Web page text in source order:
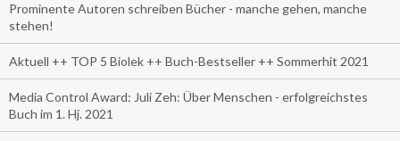
Prominente Autoren schreiben Bücher - manche gehen, manche
stehen!
Aktuell ++ TOP 5 Biolek ++ Buch-Bestseller ++ Sommerhit 2021
Media Control Award: Juli Zeh: Über Menschen - erfolgreichstes
Buch im 1. Hj. 2021